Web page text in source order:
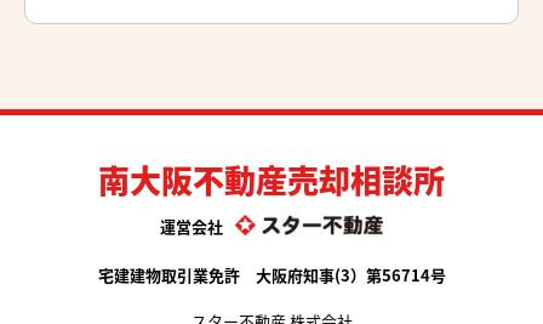
南大阪不動産売却相談所
運営会社
宅建建物取引業免許 大阪府知事(3）第56714号